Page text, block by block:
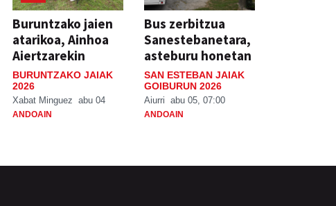
Buruntzako jaien
atarikoa, Ainhoa
Aiertzarekin
BURUNTZAKO JAIAK
2026
Xabat Minguez abu 04
ANDOAIN
Bus zerbitzua
Sanestebanetara,
asteburu honetan
SAN ESTEBAN JAIAK
GOIBURUN 2026
Aiurri abu 05, 07:00
ANDOAIN